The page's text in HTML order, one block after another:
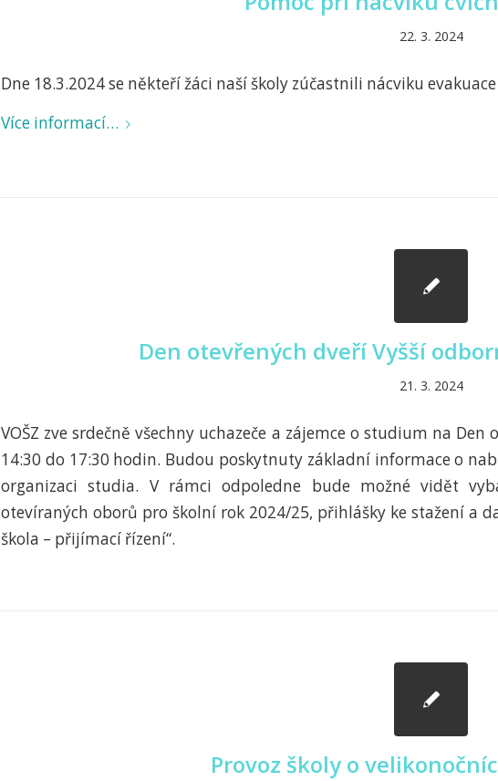
22. 3. 2024
Dne 18.3.2024 se někteří žáci naší školy zúčastnili nácviku
Více informací…
Den otevřených dveří Vyšší
21. 3. 2024
VOŠZ zve srdečně všechny uchazeče a zájemce o studium na
14:30 do 17:30 hodin. Budou poskytnuty základní informace o
organizaci studia. V rámci odpoledne bude možné vidět
otevíraných oborů pro školní rok 2024/25, přihlášky ke stažení a
škola – přijímací řízení“.
Provoz školy o